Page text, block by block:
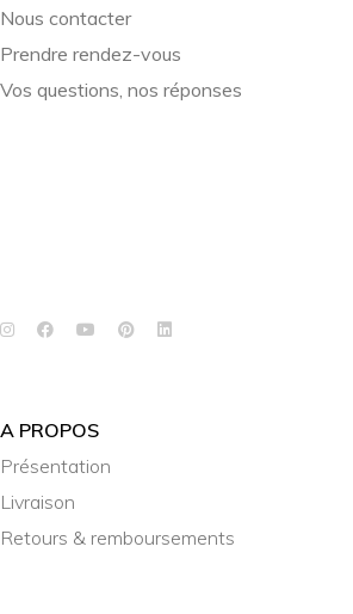
Nous contacter
Prendre rendez-vous
Vos questions, nos réponses
A PROPOS
Présentation
Livraison
Retours & remboursements